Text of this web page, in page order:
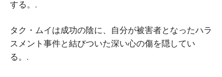
する。.
タク・ムイは成功の陰に、自分が被害者となったハラ
スメント事件と結びついた深い心の傷を隠してい
る。.